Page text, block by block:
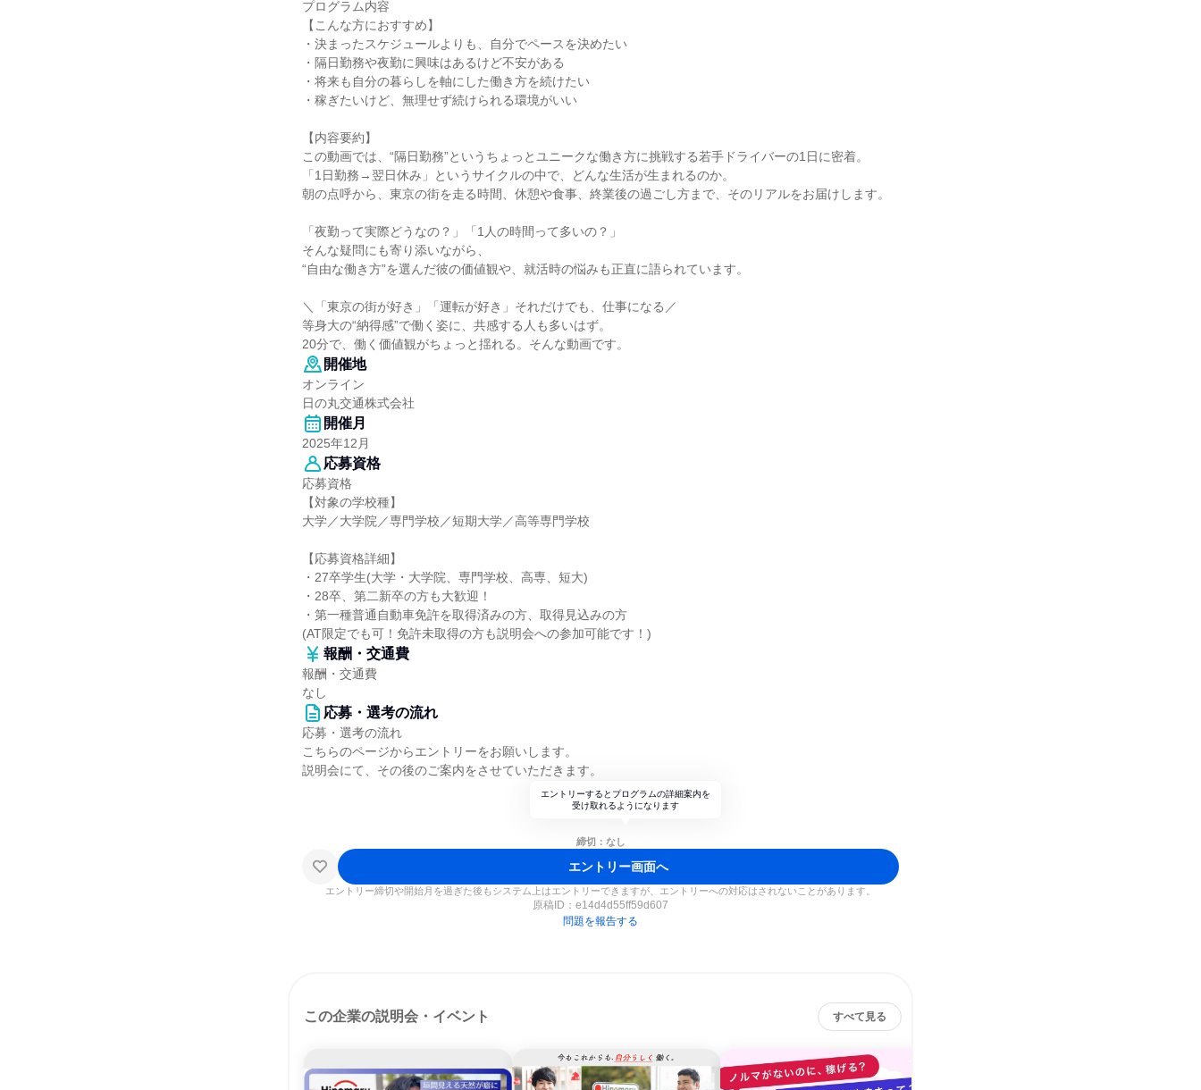
プログラム内容
【こんな方におすすめ】
・決まったスケジュールよりも、自分でペースを決めたい
・隔日勤務や夜勤に興味はあるけど不安がある
・将来も自分の暮らしを軸にした働き方を続けたい
・稼ぎたいけど、無理せず続けられる環境がいい
【内容要約】
この動画では、“隔日勤務”というちょっとユニークな働き方に挑戦する若手ドライバーの1日に密着。
「1日勤務→翌日休み」というサイクルの中で、どんな生活が生まれるのか。
朝の点呼から、東京の街を走る時間、休憩や食事、終業後の過ごし方まで、そのリアルをお届けします。
「夜勤って実際どうなの？」「1人の時間って多いの？」
そんな疑問にも寄り添いながら、
“自由な働き方”を選んだ彼の価値観や、就活時の悩みも正直に語られています。
＼「東京の街が好き」「運転が好き」それだけでも、仕事になる／
等身大の“納得感”で働く姿に、共感する人も多いはず。
20分で、働く価値観がちょっと揺れる。そんな動画です。
開催地
オンライン
日の丸交通株式会社
開催月
2025年12月
応募資格
応募資格
【対象の学校種】
大学／大学院／専門学校／短期大学／高等専門学校
【応募資格詳細】
・27卒学生(大学・大学院、専門学校、高専、短大)
・28卒、第二新卒の方も大歓迎！
・第一種普通自動車免許を取得済みの方、取得見込みの方
(AT限定でも可！免許未取得の方も説明会への参加可能です！)
報酬・交通費
報酬・交通費
なし
応募・選考の流れ
応募・選考の流れ
こちらのページからエントリーをお願いします。
説明会にて、その後のご案内をさせていただきます。
エントリーするとプログラムの詳細案内を
受け取れるようになります
締切：なし
エントリー画面へ
エントリー締切や開始月を過ぎた後もシステム上はエントリーできますが、エントリーへの対応はされないことがあります。
原稿ID： e14d4d55ff59d607
問題を報告する
この企業の説明会・イベント すべて見る